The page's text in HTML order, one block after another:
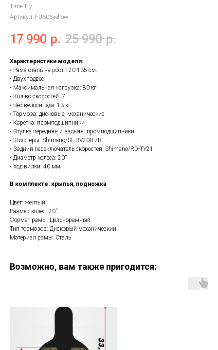
Time Try
Артикул: FU606yellow
17 990 р. 25 990 р.
Характеристики модели:
• Рама сталь на рост 120-135 см.
• Двухподвес
• Максимальная нагрузка: 80 кг
• Кол-во скоростей: 7
• Вес велосипеда: 13 кг.
• Тормоза: дисковые, механические
• Каретка: промподшипники
• Втулка передняя и задняя: промподшипники
• Шифтеры: Shimano/SL-RV200-7R
• Задний переключатель скоростей: Shimano/RD-TY21
• Диаметр колеса: 20''
• Ход вилки: 40 мм
В комплекте: крылья, подножка
Цвет: желтый
Размер колес: 20''
Формат рамы: Цельнорамный
Тип тормозов: Дисковый механический
Материал рамы: Сталь
Возможно, вам также пригодится: